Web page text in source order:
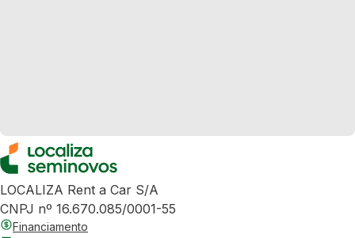
LOCALIZA Rent a Car S/A
CNPJ nº 16.670.085/0001-55
Financiamento